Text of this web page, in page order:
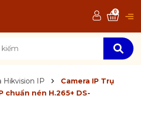
0
Hikvision IP
Camera IP Trụ
chuẩn nén H.265+ DS-